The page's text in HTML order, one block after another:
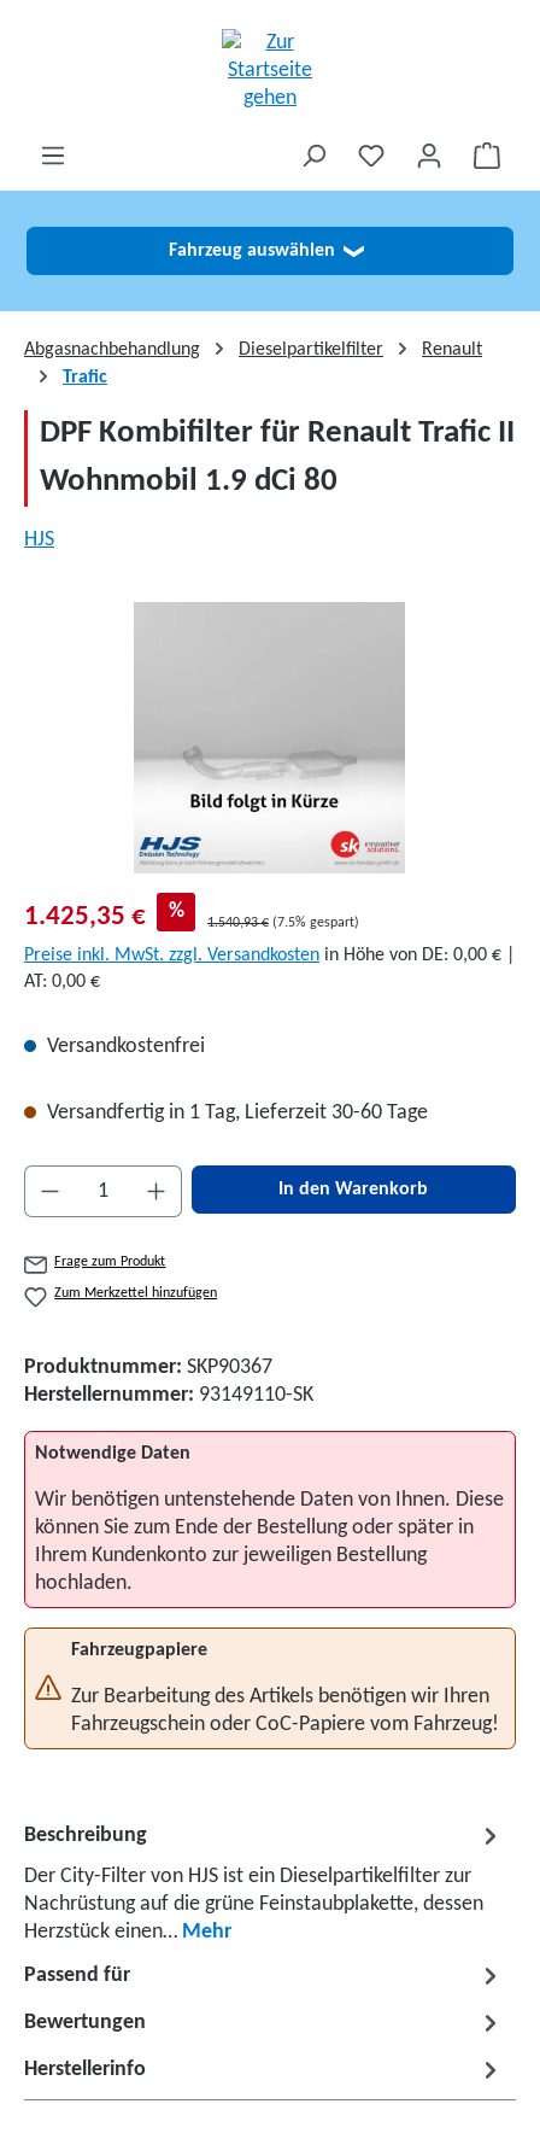
Fahrzeug auswählen ❯
Abgasnachbehandlung Dieselpartikelfilter
Renault
Trafic
DPF Kombifilter für Renault Trafic II
Wohnmobil 1.9 dCi 80
HJS
1.425,35 € % 1.540,93 € (7.5% gespart)
Preise inkl. MwSt. zzgl. Versandkosten in Höhe von DE: 0,00 € |
AT: 0,00 €
Versandkostenfrei
Versandfertig in 1 Tag, Lieferzeit 30-60 Tage
Produkt Anzahl: Gib den gewünschten Wert
In den Warenkorb
Frage zum Produkt
Zum Merkzettel hinzufügen
Produktnummer: SKP90367
Herstellernummer: 93149110-SK
Notwendige Daten
Wir benötigen untenstehende Daten von Ihnen. Diese
können Sie zum Ende der Bestellung oder später in
Ihrem Kundenkonto zur jeweiligen Bestellung
hochladen.
Fahrzeugpapiere
Zur Bearbeitung des Artikels benötigen wir Ihren
Fahrzeugschein oder CoC-Papiere vom Fahrzeug!
Beschreibung
Der City-Filter von HJS ist ein Dieselpartikelfilter zur
Nachrüstung auf die grüne Feinstaubplakette, dessen
Herzstück einen… Mehr
Passend für
Bewertungen
Herstellerinfo